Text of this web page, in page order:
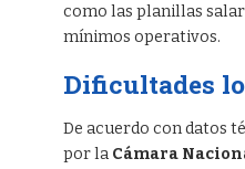
como las planillas
mínimos operativos.
Dificultades
De acuerdo con datos
por la Cámara